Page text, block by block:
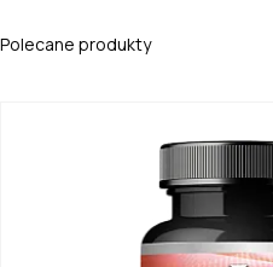
Polecane produkty